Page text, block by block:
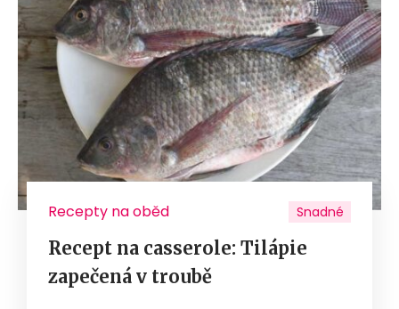
Recepty na oběd Snadné
Recept na casserole: Tilápie
zapečená v troubě